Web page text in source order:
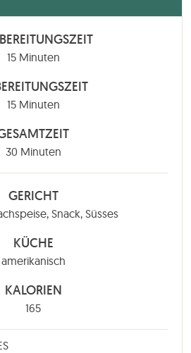
15Minuten
Minuten
15Minuten
Minuten
30Minuten
Minuten
GERICHT
Snack, Süsses
KÜCHE
amerikanisch
KALORIEN
165